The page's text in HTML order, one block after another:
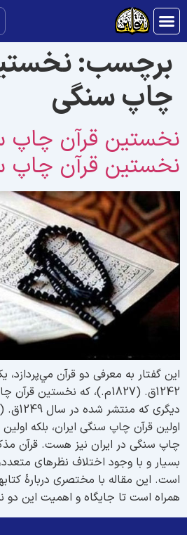
برچسب:
چاپ سنگی
قرآن چاپ
قرآن چاپ
گفتار به معرفی دو قرآن مي‌پردازد،
1242ق. (1827م.)، که نخستین
قرآن چاپ سنگی ایران، بلکه
سنگی در ایران نیز هست. قرآن
و با وجود اختلاف نظرهای متعدد،
این مقاله با مختصری دربارۀ
است تا جایگاه و اهمیت این دو